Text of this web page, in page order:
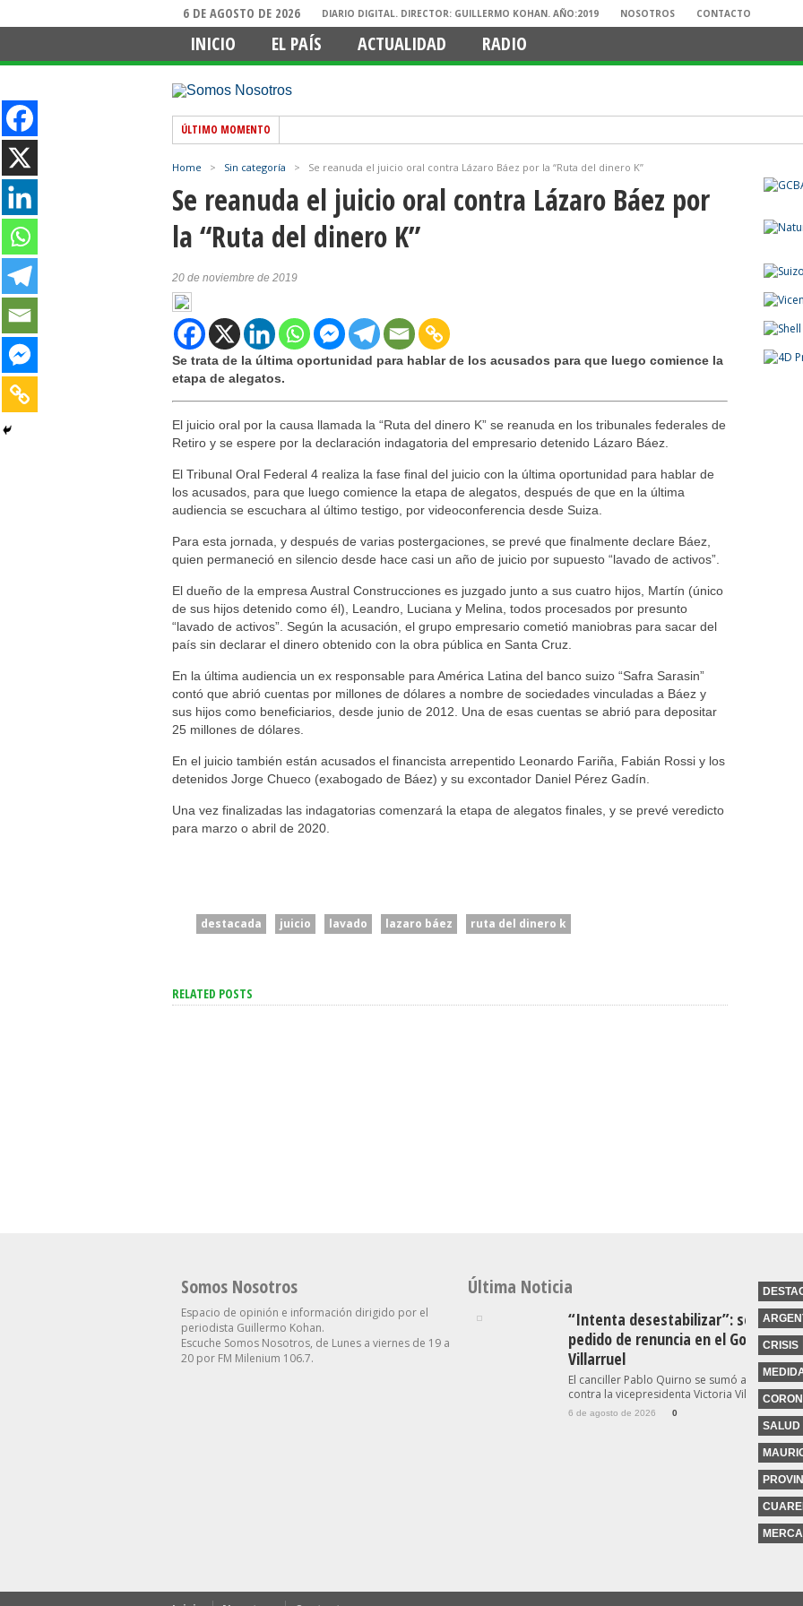
6 DE AGOSTO DE 2026 DIARIO DIGITAL. DIRECTOR: GUILLERMO KOHAN. AÑO:2019 NOSOTROS CONTACTO
INICIO EL PAÍS ACTUALIDAD RADIO
ÚLTIMO MOMENTO
Home > Sin categoría > Se reanuda el juicio oral contra Lázaro Báez por la “Ruta del dinero K”
Se reanuda el juicio oral contra Lázaro Báez por
la “Ruta del dinero K”
20 de noviembre de 2019
Se trata de la última oportunidad para hablar de los acusados para que luego comience la
etapa de alegatos.
El juicio oral por la causa llamada la “Ruta del dinero K” se reanuda en los tribunales federales de
Retiro y se espere por la declaración indagatoria del empresario detenido Lázaro Báez.
El Tribunal Oral Federal 4 realiza la fase final del juicio con la última oportunidad para hablar de
los acusados, para que luego comience la etapa de alegatos, después de que en la última
audiencia se escuchara al último testigo, por videoconferencia desde Suiza.
Para esta jornada, y después de varias postergaciones, se prevé que finalmente declare Báez,
quien permaneció en silencio desde hace casi un año de juicio por supuesto “lavado de activos”.
El dueño de la empresa Austral Construcciones es juzgado junto a sus cuatro hijos, Martín (único
de sus hijos detenido como él), Leandro, Luciana y Melina, todos procesados por presunto
“lavado de activos”. Según la acusación, el grupo empresario cometió maniobras para sacar del
país sin declarar el dinero obtenido con la obra pública en Santa Cruz.
En la última audiencia un ex responsable para América Latina del banco suizo “Safra Sarasin”
contó que abrió cuentas por millones de dólares a nombre de sociedades vinculadas a Báez y
sus hijos como beneficiarios, desde junio de 2012. Una de esas cuentas se abrió para depositar
25 millones de dólares.
En el juicio también están acusados el financista arrepentido Leonardo Fariña, Fabián Rossi y los
detenidos Jorge Chueco (exabogado de Báez) y su excontador Daniel Pérez Gadín.
Una vez finalizadas las indagatorias comenzará la etapa de alegatos finales, y se prevé veredicto
para marzo o abril de 2020.
destacada juicio lavado lazaro báez ruta del dinero k
RELATED POSTS
Somos Nosotros
Espacio de opinión e información dirigido por el
periodista Guillermo Kohan.
Escuche Somos Nosotros, de Lunes a viernes de 19 a
20 por FM Milenium 106.7.
Última Noticia
“Intenta desestabilizar”: se suma
pedido de renuncia en el Gobierno
Villarruel
El canciller Pablo Quirno se sumó a las críticas
contra la vicepresidenta Victoria Villarruel...
6 de agosto de 2026 0
CRISIS
SALUD